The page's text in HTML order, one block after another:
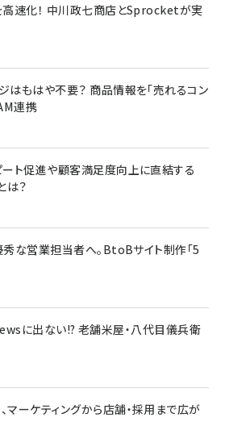
速化！ 中川政七商店とSprocketが実
はもはや不要？ 商品情報を「売れるコン
連携
ート促進や顧客満足度向上に直結する
は？
な営業担当者へ。BtoBサイト制作「5
に出ない!? 老舗米屋・八代目儀兵衛
マーケティングから店舗・採用まで広が